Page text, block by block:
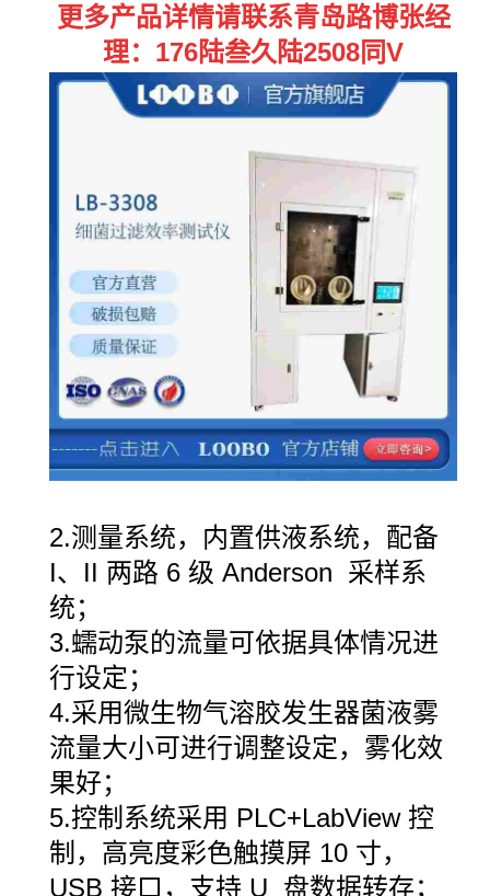
更多产品详情请联系青岛路博张经
理：176陆叁久陆2508同V
2.测量系统，内置供液系统，配备
I、II 两路 6 级 Anderson 采样系
统；
3.蠕动泵的流量可依据具体情况进
行设定；
4.采用微生物气溶胶发生器菌液雾
流量大小可进行调整设定，雾化效
果好；
5.控制系统采用 PLC+LabView 控
制，高亮度彩色触摸屏 10 寸，
USB 接口，支持 U 盘数据转存；